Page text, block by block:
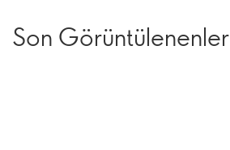
Son Görüntülenenler